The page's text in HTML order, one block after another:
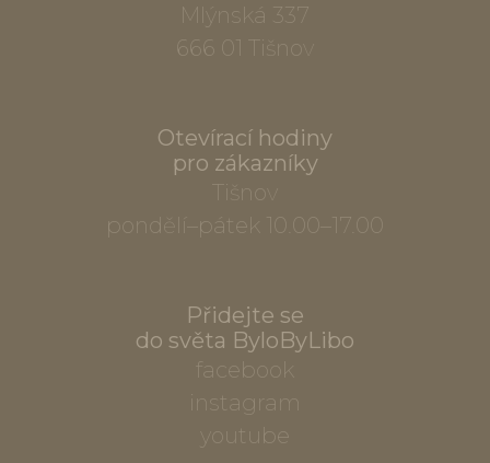
Mlýnská 337
666 01 Tišnov
Otevírací hodiny
pro zákazníky
Tišnov
pondělí–pátek 10.00–17.00
Přidejte se
do světa ByloByLibo
facebook
instagram
youtube